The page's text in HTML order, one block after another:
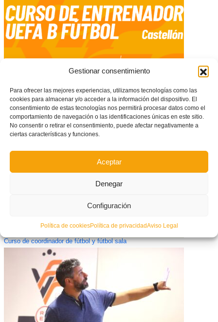
Gestionar consentimiento
Para ofrecer las mejores experiencias, utilizamos tecnologías como las
cookies para almacenar y/o acceder a la información del dispositivo. El
consentimiento de estas tecnologías nos permitirá procesar datos como el
comportamiento de navegación o las identificaciones únicas en este sitio.
No consentir o retirar el consentimiento, puede afectar negativamente a
ciertas características y funciones.
Aceptar
Denegar
Configuración
Política de cookiesPolítica de privacidadAviso Legal
Curso de entrenador UEFA B en Castellón (único curso en la temporada
23/24)
Curso de coordinador de fútbol y fútbol sala